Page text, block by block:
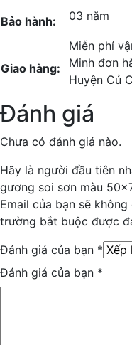
Bảo hành: 03 năm
Giao hàng:
Miễn phí
Minh đơn
Huyện Củ
Đánh giá
Chưa có đánh giá nào.
Hãy là người đầu tiên
gương soi sơn màu
Email của bạn sẽ
trường bắt buộc được
Đánh giá của bạn *
Đánh giá của bạn *